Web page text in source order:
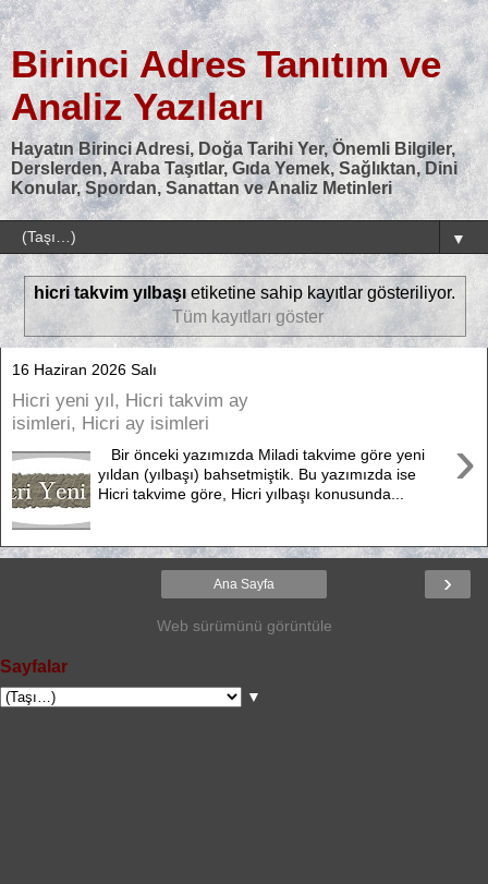
Birinci Adres Tanıtım ve
Analiz Yazıları
Hayatın Birinci Adresi, Doğa Tarihi Yer, Önemli Bilgiler,
Derslerden, Araba Taşıtlar, Gıda Yemek, Sağlıktan, Dini
Konular, Spordan, Sanattan ve Analiz Metinleri
▼
hicri takvim yılbaşıetiketine sahip kayıtlar gösteriliyor.
Tüm kayıtları göster
16 Haziran 2026 Salı
Hicri yeni yıl, Hicri takvim ay
isimleri, Hicri ay isimleri
›
Bir önceki yazımızda Miladi takvime göre yeni
yıldan (yılbaşı) bahsetmiştik. Bu yazımızda ise
Hicri takvime göre, Hicri yılbaşı konusunda...
›
Ana Sayfa
Web sürümünü görüntüle
Sayfalar
▼